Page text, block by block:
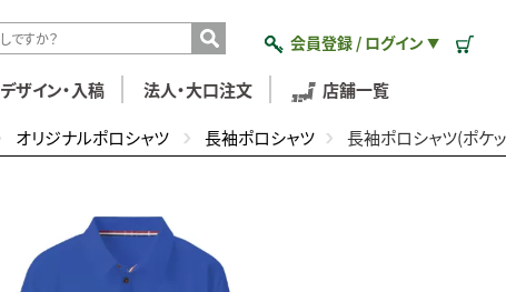
会員登録 / ログイン ▼
デザイン・入稿 法人・大口注文 店舗一覧
オリジナルポロシャツ 長袖ポロシャツ 長袖ポロシャツ(ポケ